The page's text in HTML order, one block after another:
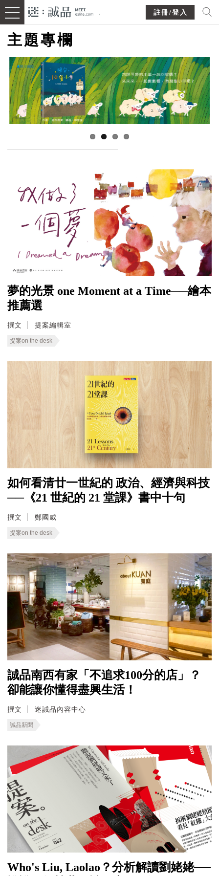
註冊/登入
主題專欄
夢的光景 one Moment at a Time──繪本
推薦選
撰文 提案編輯室
提案on the desk
如何看清廿一世紀的 政治、經濟與科技
──《21 世紀的 21 堂課》書中十句
撰文 鄭國威
提案on the desk
誠品南西有家「不追求100分的店」？
卻能讓你懂得盡興生活！
撰文 迷誠品內容中心
誠品新聞
Who's Liu, Laolao？分析解讀劉姥姥──